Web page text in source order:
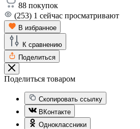
88 покупок
(253) 1 сейчас просматривают
В избранное
К сравнению
Поделиться
Поделиться товаром
Скопировать ссылку
ВКонтакте
Одноклассники